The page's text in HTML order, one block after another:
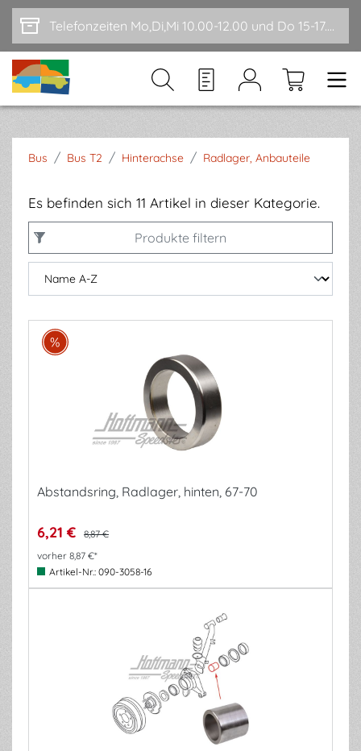
Zum Hauptinhalt springen Telefonzeiten Mo,Di,Mi 10.00-12.00 und Do 15-17.00
Bus / Bus T2 / Hinterachse / Radlager, Anbauteile
Es befinden sich 11 Artikel in dieser Kategorie.
Produkte filtern
Abstandsring, Radlager, hinten, 67-70
6,21 €
8,87 €
vorher 8,87 €*
Artikel-Nr.: 090-3058-16